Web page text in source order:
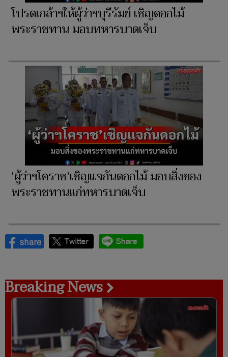
โปรดเกล้าฯให้ผู้ว่าฯบุรีรัมย์ เชิญดอกไม้
พระราชทาน มอบทหารบาดเจ็บ
'ผู้ว่าฯโคราช'เชิญแจกันดอกไม้ มอบสิ่งของ
พระราชทานแก่ทหารบาดเจ็บ
Breaking News